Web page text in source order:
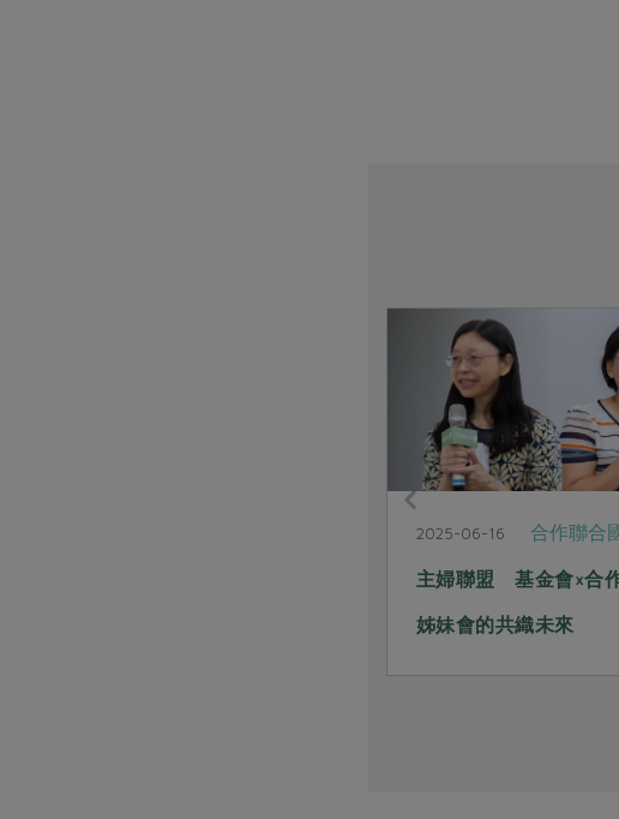
2025-06-16 合作聯合
主婦聯盟 基金會×合
姊妹會的共織未來